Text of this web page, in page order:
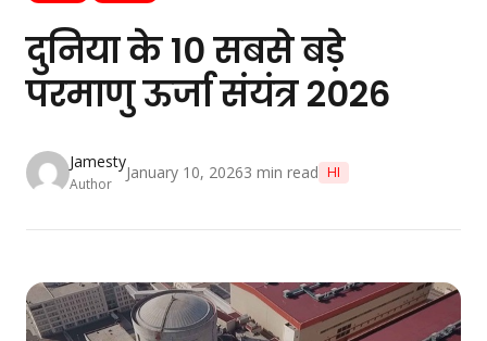
दुनिया के 10 सबसे बड़े
परमाणु ऊर्जा संयंत्र 2026
Jamesty
Author
January 10, 20263 min read HI